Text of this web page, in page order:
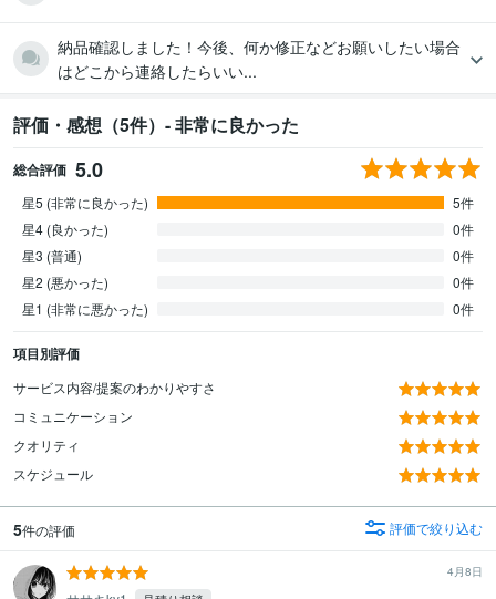
納品確認しました！今後、何か修正などお願いしたい場合
はどこから連絡したらいい...
評価・感想（5件）- 非常に良かった
総合評価 5.0
星5 (非常に良かった)
5件
星4 (良かった)
0件
星3 (普通)
0件
星2 (悪かった)
0件
星1 (非常に悪かった)
0件
項目別評価
サービス内容/提案のわかりやすさ
コミュニケーション
クオリティ
スケジュール
5件の評価 評価で絞り込む
4月8日